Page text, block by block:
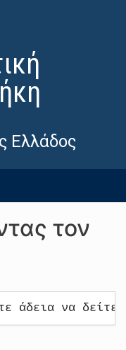
Ελλάδος
τον
άδεια να δείτε